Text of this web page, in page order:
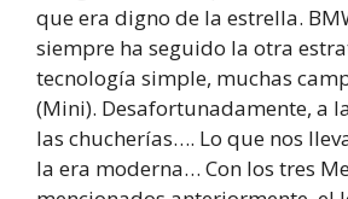
que era digno de la estrella.
siempre ha seguido la otra
tecnología simple, muchas
(Mini). Desafortunadamente, a
las chucherías…. Lo que nos
la era moderna… Con los tres